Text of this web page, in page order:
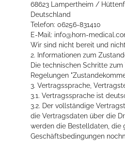
68623 Lampertheim /
Deutschland
Telefon: 06256-831410
E-Mail: info@horn-
Wir sind nicht bereit und
2. Informationen zum
Die technischen Schritte
Regelungen
3. Vertragssprache,
3.1. Vertragssprache ist
3.2. Der vollständige
die Vertragsdaten über die
werden die Bestelldaten, die
Geschäftsbedingungen